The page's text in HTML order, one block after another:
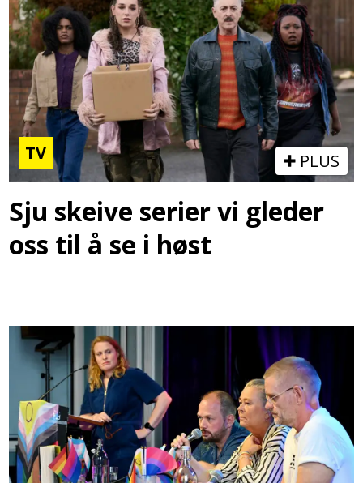
TV PLUS
Sju skeive serier vi gleder
oss til å se i høst